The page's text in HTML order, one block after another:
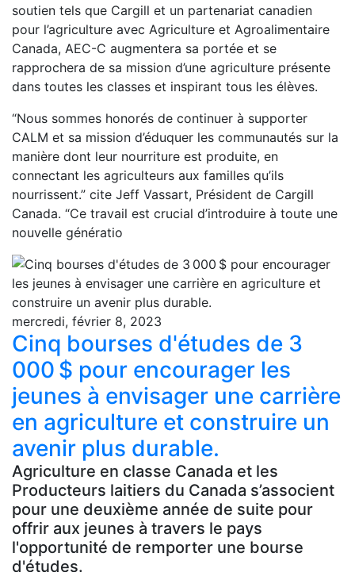
soutien tels que Cargill et un partenariat canadien
pour l’agriculture avec Agriculture et Agroalimentaire
Canada, AEC-C augmentera sa portée et se
rapprochera de sa mission d’une agriculture présente
dans toutes les classes et inspirant tous les élèves.
“Nous sommes honorés de continuer à supporter
CALM et sa mission d’éduquer les communautés sur la
manière dont leur nourriture est produite, en
connectant les agriculteurs aux familles qu’ils
nourrissent.” cite Jeff Vassart, Président de Cargill
Canada. “Ce travail est crucial d’introduire à toute une
nouvelle génératio
mercredi, février 8, 2023
Cinq bourses d'études de 3
000 $ pour encourager les
jeunes à envisager une carrière
en agriculture et construire un
avenir plus durable.
Agriculture en classe Canada et les
Producteurs laitiers du Canada s’associent
pour une deuxième année de suite pour
offrir aux jeunes à travers le pays
l'opportunité de remporter une bourse
d'études.